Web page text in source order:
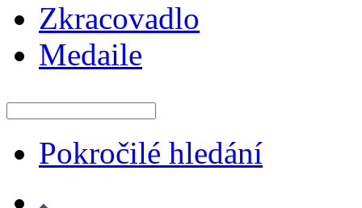
Zkracovadlo
Medaile
Pokročilé hledání